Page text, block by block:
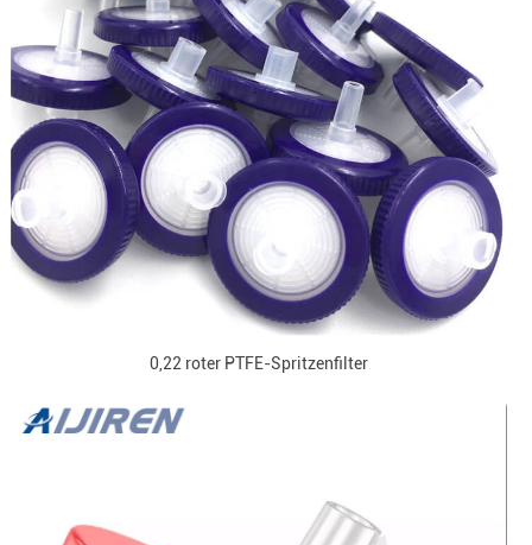
0,22 roter PTFE-Spritzenfilter